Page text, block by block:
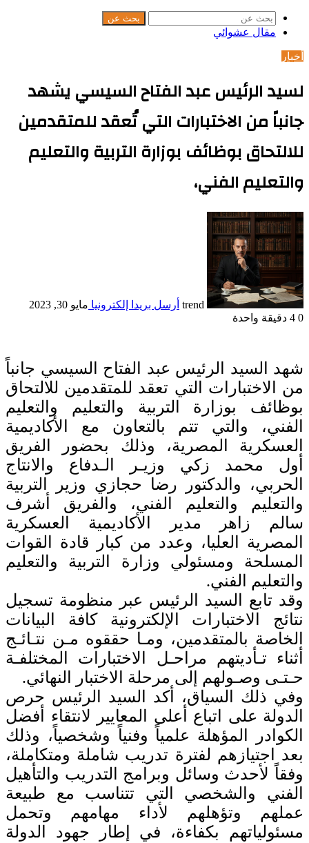
بحث عن
مقال عشوائي
أخبار
لسيد الرئيس عبد الفتاح السيسي يشهد
جانباً من الاختبارات التي تُعقد للمتقدمين
للالتحاق بوظائف بوزارة التربية والتعليم
والتعليم الفني،
trend أرسل بريدا إلكترونيا مايو 30, 2023
0
دقيقة واحدة
شهد السيد الرئيس عبد الفتاح السيسي جانباً
من الاختبارات التي تعقد للمتقدمين للالتحاق
بوظائف بوزارة التربية والتعليم والتعليم
الفني، والتي تتم بالتعاون مع الأكاديمية
العسكرية المصرية، وذلك بحضور الفريق
أول محمد زكي وزيـر الـدفاع والانتاج
الحربي، والدكتور رضا حجازي وزير التربية
والتعليم والتعليم الفني، والفريق أشرف
سالم زاهر مدير الأكاديمية العسكرية
المصرية العليا، وعدد من كبار قادة القوات
المسلحة ومسئولي وزارة التربية والتعليم
والتعليم الفني.
وقد تابع السيد الرئيس عبر منظومة تسجيل
نتائج الاختبارات الإلكترونية كافة البيانات
الخاصة بالمتقدمين، ومـا حققوه مـن نتـائـج
أثناء تـأديتهم مراحـل الاختبارات المختلفـة
حـتـى وصـولهم إلى مرحلة الاختبار النهائي.
وفي ذلك السياق، أكد السيد الرئيس حرص
الدولة على اتباع أعلى المعايير لانتقاء أفضل
الكوادر المؤهلة علمياً وفنياً وشخصياً، وذلك
بعد اجتيازهم لفترة تدريب شاملة ومتكاملة،
وفقاً لأحدث وسائل وبرامج التدريب والتأهيل
الفني والشخصي التي تتناسب مع طبيعة
عملهم وتؤهلهم لأداء مهامهم وتحمل
مسئولياتهم بكفاءة، في إطار جهود الدولة